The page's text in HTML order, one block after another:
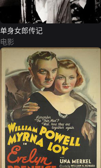
单身女郎传记
电影